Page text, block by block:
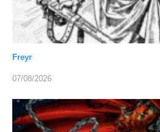
Freyr
07/08/2026